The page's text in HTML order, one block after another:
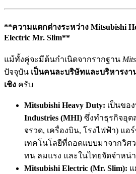
**ความแตกต่างระหว่าง Mitsubishi
Electric Mr. Slim**
แม้ทั้งคู่จะมีต้นกำเนิดจากรากฐาน
ปัจจุบัน เป็นคนละบริษัทและบริหารง
เชิง ครับ
Mitsubishi Heavy Duty: เป็นขอ
Industries (MHI) ซึ่งทำธุรกิจอุต
จรวด, เครื่องบิน, โรงไฟฟ้า) แอ
เทคโนโลยีที่ถอดแบบมาจากวิศ
ทน ลมแรง และในไทยจัดจำหน่
Mitsubishi Electric (Mr. Slim):